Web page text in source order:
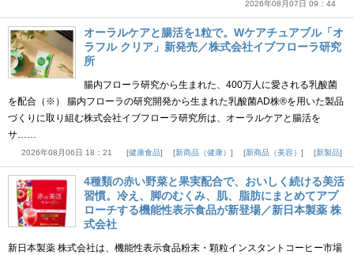
2026年08月07日 09：44
オーラルケアと腸活を1粒で。Wケアチュアブル「オ
ラフル クリア」新発売／株式会社イブフローラ研究
所
腸内フローラ研究から生まれた、400万人に愛される乳酸菌
を配合（※） 腸内フローラの研究開発から生まれた乳酸菌AD株®を用いた製品
づくりに取り組む株式会社イブフローラ研究所は、オーラルケアと腸活を
サ……
2026年08月06日 18：21 健康食品 新商品（健康） 新商品（美容） 新製品
4種類の赤い野菜と果実配合で、おいしく続ける美活
習慣。冷え、脚のむくみ、肌、脂肪にまとめてアプ
ローチする機能性表示食品が新登場／新日本製薬 株
式会社
新日本製薬 株式会社は、機能性表示食品粉末・顆粒インスタントコーヒー市場